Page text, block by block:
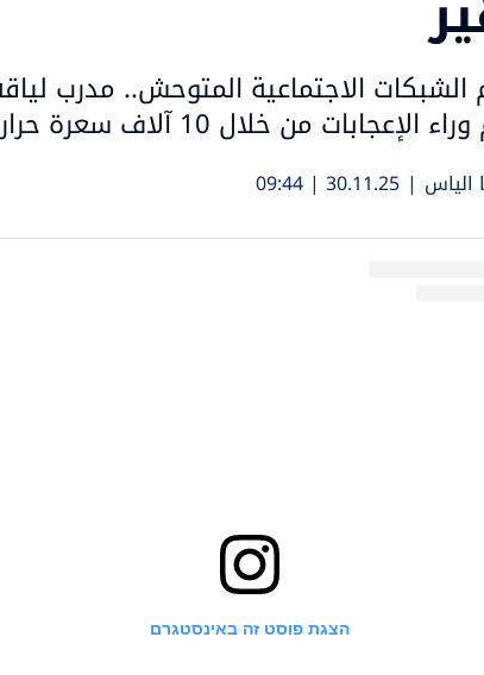
الشبكات الاجتماعية المتوحش.. مدرب
من خلال 10 آلاف سعرة حرارية يوميا
الياس |
30.11.25 | 09:44
הצגת פוסט זה באינסטגרם